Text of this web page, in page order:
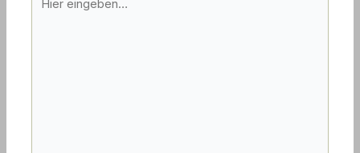
eingeben…